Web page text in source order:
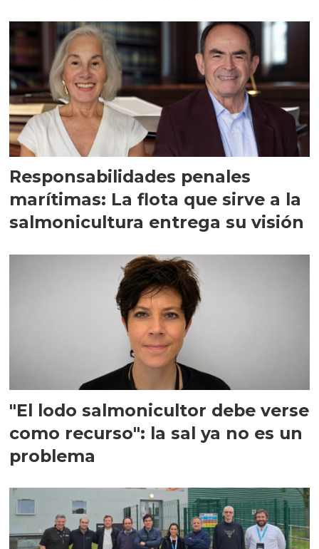
Responsabilidades penales
marítimas: La flota que sirve a la
salmonicultura entrega su visión
"El lodo salmonicultor debe verse
como recurso": la sal ya no es un
problema